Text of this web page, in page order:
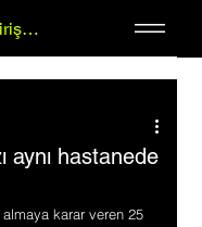
Yap
aynı hastanede
karar veren 25